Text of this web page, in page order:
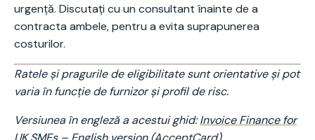
urgență. Discutați cu un consultant înainte de a
contracta ambele, pentru a evita suprapunerea
costurilor.
Ratele și pragurile de eligibilitate sunt orientative și pot
varia în funcție de furnizor și profil de risc.
Versiunea în engleză a acestui ghid:Invoice Finance for